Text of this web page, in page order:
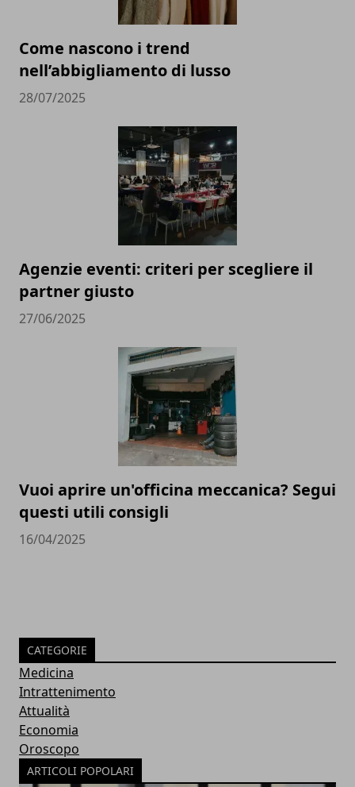
Come nascono i trend
nell’abbigliamento di lusso
28/07/2025
Agenzie eventi: criteri per scegliere il
partner giusto
27/06/2025
Vuoi aprire un'officina meccanica? Segui
questi utili consigli
16/04/2025
CATEGORIE
Medicina
Intrattenimento
Attualità
Economia
Oroscopo
ARTICOLI POPOLARI